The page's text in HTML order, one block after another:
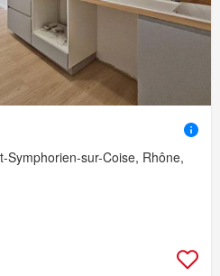
Symphorien-sur-Coise, Rhône,